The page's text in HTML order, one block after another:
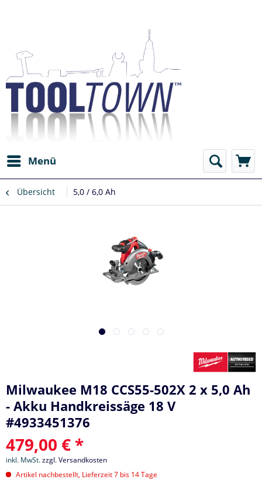
Menü
Übersicht 5,0 / 6,0 Ah
Milwaukee M18 CCS55-502X 2 x 5,0 Ah
- Akku Handkreissäge 18 V
#4933451376
479,00 € *
inkl. MwSt.zzgl. Versandkosten
Artikel nachbestellt, Lieferzeit 7 bis 14 Tage